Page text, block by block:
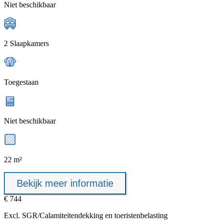
Niet beschikbaar
2 Slaapkamers
Toegestaan
Niet beschikbaar
22 m²
Bekijk meer informatie
€ 744
Excl. SGR/Calamiteitendekking en toeristenbelasting